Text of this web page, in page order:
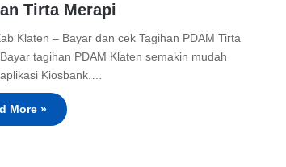
Tirta Merapi
Klaten – Bayar dan cek Tagihan PDAM Tirta
tagihan PDAM Klaten semakin mudah
Kiosbank.…
More »